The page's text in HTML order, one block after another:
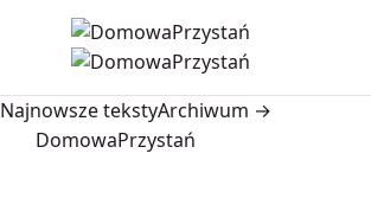
Najnowsze tekstyArchiwum →
DomowaPrzystań